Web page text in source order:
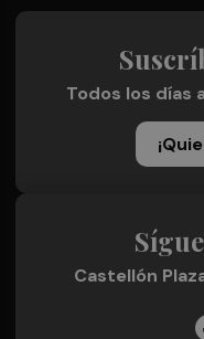
Todos los días
Castellón